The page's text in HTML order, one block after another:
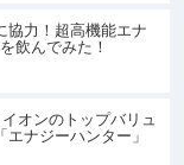
協力！超高機能エナ
飲んでみた！
オンのトップバリュ
ナジーハンター」